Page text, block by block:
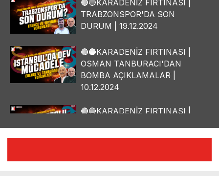
🔴🔵KARADENİZ FIRTINASI |
TRABZONSPOR'DA SON
DURUM | 19.12.2024
🔴🔵KARADENİZ FIRTINASI |
OSMAN TANBURACI'DAN
BOMBA AÇIKLAMALAR |
10.12.2024
🔴🔵KARADENİZ FIRTINASI |
🔴🔵KARADENİZ FIRTINASI |